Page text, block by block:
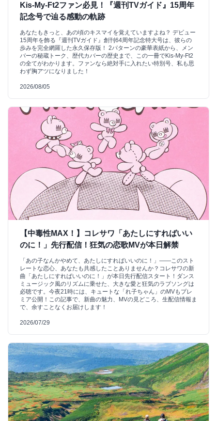
Kis-My-Ft2ファン必見！『週刊TVガイド』15周年
記念号で辿る感動の軌跡
あなたもきっと、あの頃のキスマイを覚えていますよね？ デビュー
15周年を飾る『週刊TVガイド』創刊64周年記念特大号は、彼らの
歩みを完全網羅した永久保存版！ 2パターンの豪華表紙から、メン
バーの秘蔵トーク、歴代カバーの歴史まで、この一冊でKis-My-Ft2
の全てがわかります。ファンなら絶対手に入れたい特別号、私も思
わず胸アツになりました！
2026/08/05
【中毒性MAX！】コレサワ「あたしにすればいい
のに！」先行配信！狂気の恋歌MVが本日解禁
「あの子なんかやめて、あたしにすればいいのに！」――このスト
レートな恋心、あなたも共感したことありませんか？コレサワの新
曲「あたしにすればいいのに！」が本日先行配信スタート！ダンス
ミュージック風のリズムに乗せた、大きな愛と狂気のラブソングは
必聴です。今夜21時には、キュートな「れ子ちゃん」のMVもプレ
ミア公開！この記事で、新曲の魅力、MVの見どころ、生配信情報ま
で、余すことなくお届けします！
2026/07/29